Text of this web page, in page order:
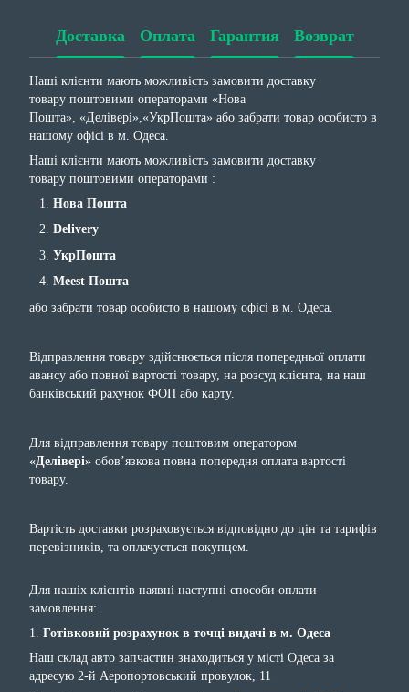
Доставка Оплата Гарантия Возврат
Наші клієнти мають можливість замовити доставку
товару поштовими операторами «Нова
Пошта», «Делівері»,«УкрПошта» або забрати товар особисто в
нашому офісі в м. Одеса.
Наші клієнти мають можливість замовити доставку
товару поштовими операторами :
Нова Пошта
Delivery
УкрПошта
Meest Пошта
або забрати товар особисто в нашому офісі в м. Одеса.
Відправлення товару здійснюється після попередньої оплати
авансу або повної вартості товару, на розсуд клієнта, на наш
банківський рахунок ФОП або карту.
Для відправлення товару поштовим оператором
«Делівері» обов’язкова повна попередня оплата вартості
товару.
Вартість доставки розраховується відповідно до цін та тарифів
перевізників, та оплачується покупцем.
Для нашіх клієнтів наявні наступні способи оплати
замовлення:
1. Готівковий розрахунок в точці видачі в м. Одеса
Наш склад авто запчастин знаходиться у місті Одеса за
адресую 2-й Аеропортовський провулок, 11